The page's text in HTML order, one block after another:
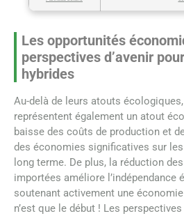
Les opportunités
perspectives d’avenir
hybrides
Au-delà de leurs atouts
représentent également un atout
baisse des coûts de production et
des économies significatives sur
long terme. De plus, la réduction
importées améliore l’indépendance
soutenant activement une
n’est que le début ! Les